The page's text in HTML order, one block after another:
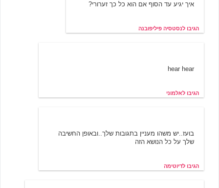
איך יגיע עד הסוף אם הוא כל כך זערורי?
הגיבו לנסטסיה פיליפובנה
hear hear
הגיבו לאלמוני
בועז..יש משהו מעניין בתגובות שלך..ובאופן החשיבה
שלך על כל הנושא הזה
הגיבו לדיוטימה